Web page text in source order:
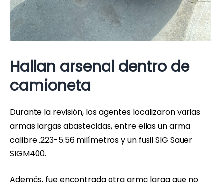
Hallan arsenal dentro de
camioneta
Durante la revisión, los agentes localizaron varias
armas largas abastecidas, entre ellas un arma
calibre .223-5.56 milímetros y un fusil SIG Sauer
SIGM400.
Además, fue encontrada otra arma larga que no